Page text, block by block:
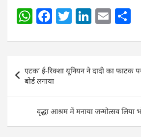
W
at
s
A
p
p
F
c
e
b
o
o
k
T
itt
er
Li
k
e
dI
n
E
ai
l e
navigation
एटक’ ई-रिक्शा यूनियन ने दादी का फाटक
बोर्ड लगाया
वृद्धा आश्रम में मनाया जन्मोत्सव लिया